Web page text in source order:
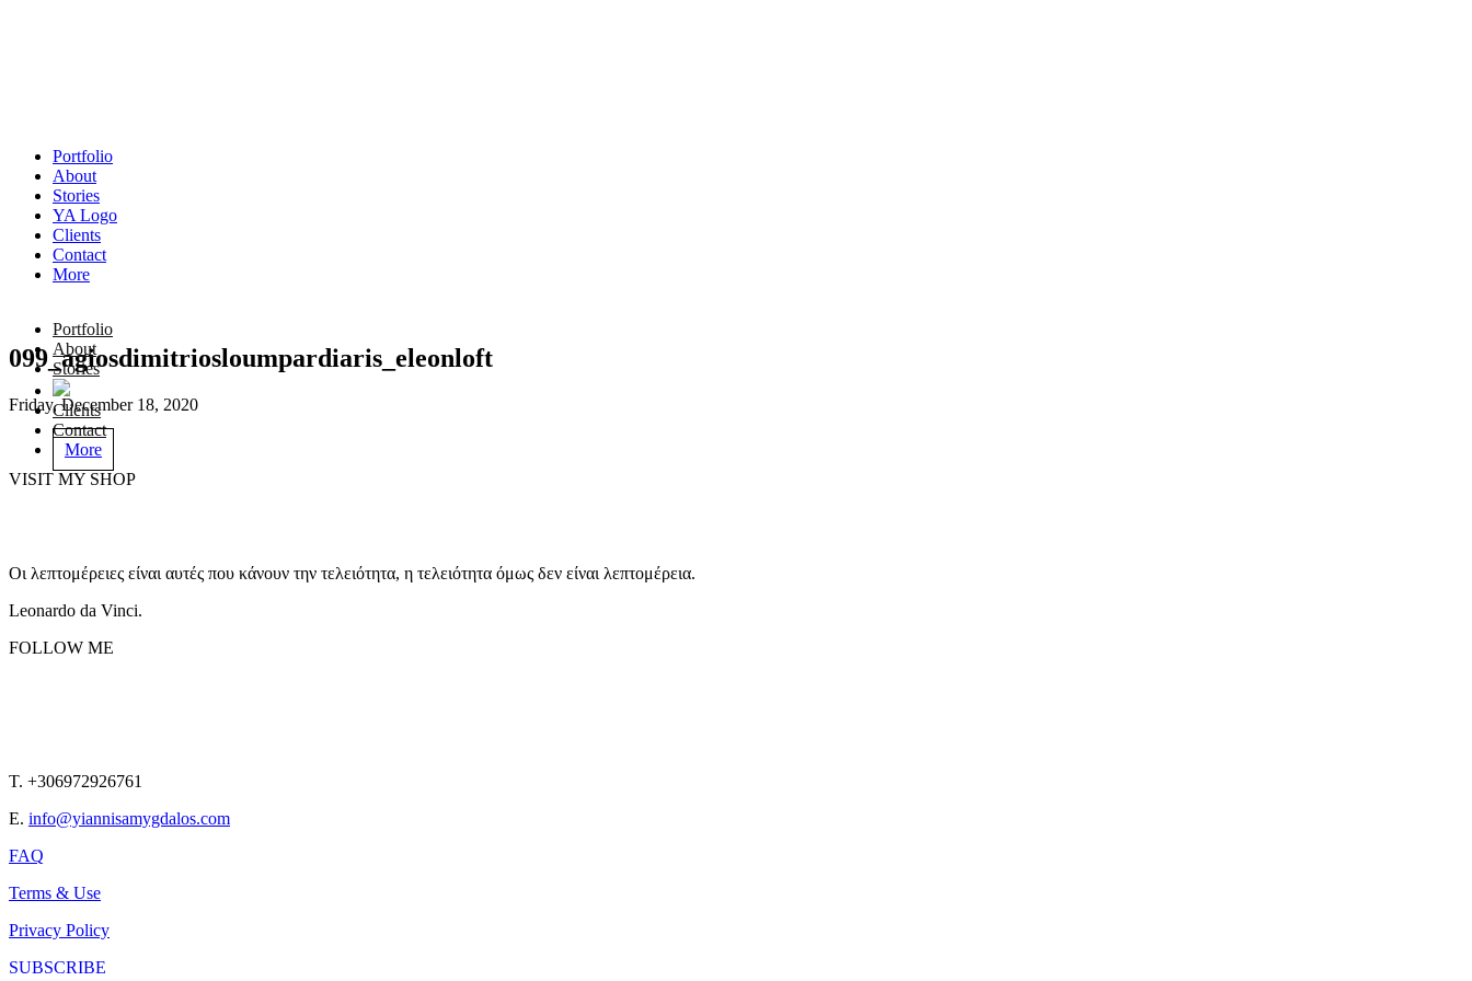
Portfolio
About
Stories
YA Logo
Clients
Contact
More
Portfolio
About
Stories
Clients
Contact
More
099_agiosdimitriosloumpardiaris_eleonloft
Friday, December 18, 2020
VISIT MY SHOP
Οι λεπτομέρειες είναι αυτές που κάνουν την τελειότητα, η τελειότητα όμως δεν είναι λεπτομέρεια.
Leonardo da Vinci.
FOLLOW ME
T. +306972926761
E. info@yiannisamygdalos.com
FAQ
Terms & Use
Privacy Policy
SUBSCRIBE